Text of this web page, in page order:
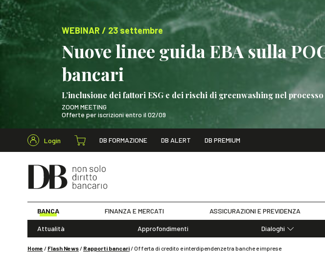
WEBINAR / 23 settembre
Nuove linee guida EBA sulla
bancari
L’inclusione dei fattori ESG e dei rischi di greenwashing nel
ZOOM MEETING
Offerte per iscrizioni entro il 02/09
WEBINAR / 23 settembre Nuove linee guida EBA
Login DB FORMAZIONE DB ALERT DB PREMIUM
Cerca nel sito
BANCA FINANZA E MERCATI ASSICURAZIONI E PREVIDENZA
Attualità Approfondimenti
Dialoghi
Home / Flash News/ Rapporti bancari/Offerta di credito e interdipendenze tra banche e imprese